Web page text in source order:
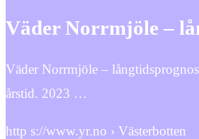
Väder Norrmjöle –
Väder Norrmjöle –
årstid. 2023 …
http s://www.yr.no › Västerbotten